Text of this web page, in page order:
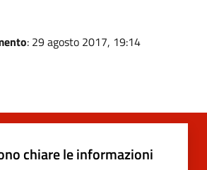
: 29 agosto 2017, 19:14
chiare le informazioni